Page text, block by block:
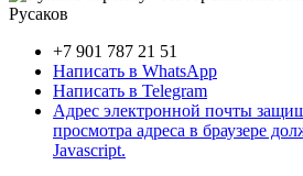
+7 901 787 21 51
Написать в WhatsApp
Написать в Telegram
Адрес электронной почты
просмотра адреса в браузере
Javascript.